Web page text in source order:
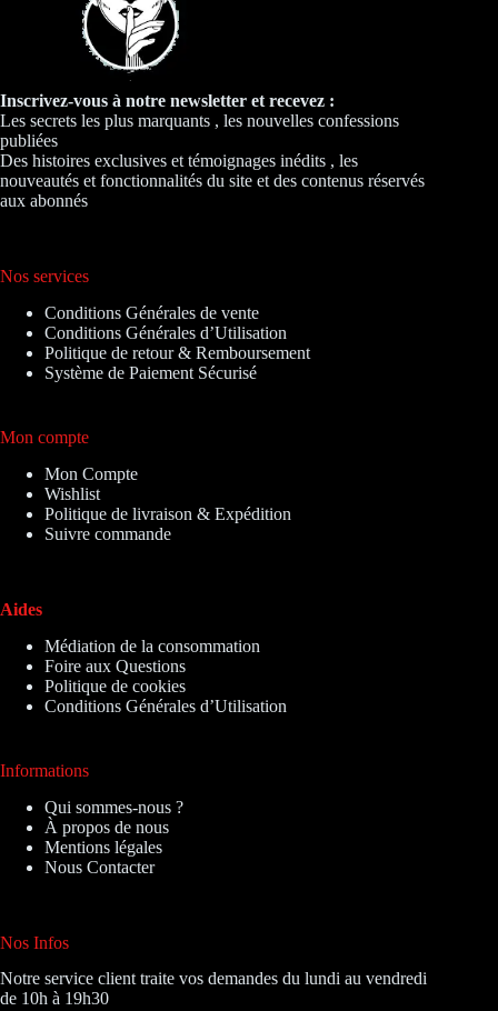
Inscrivez-vous à notre newsletter et recevez :
Les secrets les plus marquants , les nouvelles confessions
publiées
Des histoires exclusives et témoignages inédits , les
nouveautés et fonctionnalités du site et des contenus réservés
aux abonnés
Nos services
Conditions Générales de vente
Conditions Générales d’Utilisation
Politique de retour & Remboursement
Système de Paiement Sécurisé
Mon compte
Mon Compte
Wishlist
Politique de livraison & Expédition
Suivre commande
Aides
Médiation de la consommation
Foire aux Questions
Politique de cookies
Conditions Générales d’Utilisation
Informations
Qui sommes-nous ?
À propos de nous
Mentions légales
Nous Contacter
Nos Infos
Notre service client traite vos demandes du lundi au vendredi
de 10h à 19h30